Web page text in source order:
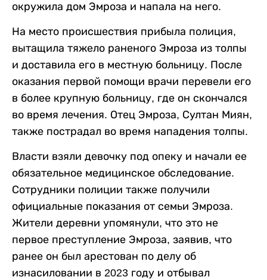
окружила дом Эмроза и напала на него.
На место происшествия прибыла полиция,
вытащила тяжело раненого Эмроза из толпы
и доставила его в местную больницу. После
оказания первой помощи врачи перевели его
в более крупную больницу, где он скончался
во время лечения. Отец Эмроза, Султан Миян,
также пострадал во время нападения толпы.
Власти взяли девочку под опеку и начали ее
обязательное медицинское обследование.
Сотрудники полиции также получили
официальные показания от семьи Эмроза.
Жители деревни упомянули, что это не
первое преступление Эмроза, заявив, что
ранее он был арестован по делу об
изнасиловании в 2023 году и отбывал